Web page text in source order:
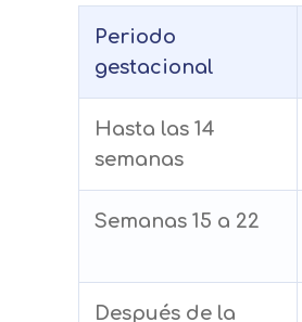
Periodo
gestacional
Hasta las 14
semanas
Semanas 15 a 22
Después de la